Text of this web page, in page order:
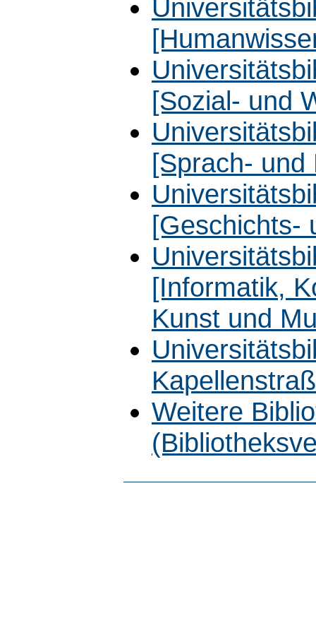
[Sozial- und
[Sprach- und
[Geschichts-
[Informatik,
Kunst und
Weitere